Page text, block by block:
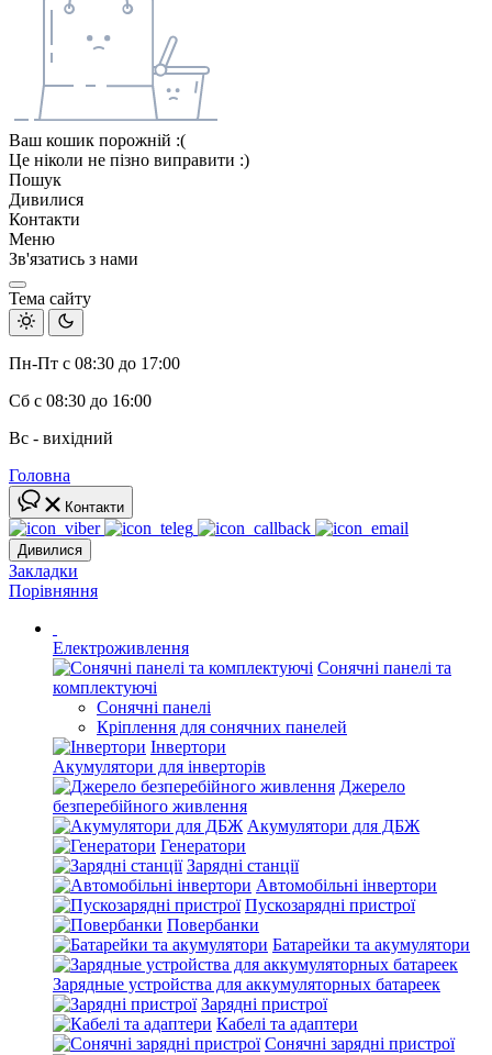
Ваш кошик порожній :(
Це ніколи не пізно виправити :)
Пошук
Дивилися
Контакти
Меню
Зв'язатись з нами
Тема сайту
Пн-Пт с 08:30 до 17:00
Сб с 08:30 до 16:00
Вс - вихідний
Головна
Контакти
Дивилися
Закладки
Порівняння
Електроживлення
Сонячні панелі та
комплектуючі
Сонячні панелі
Кріплення для сонячних панелей
Інвертори
Акумулятори для інверторів
Джерело
безперебійного живлення
Акумулятори для ДБЖ
Генератори
Зарядні станції
Автомобільні інвертори
Пускозарядні пристрої
Повербанки
Батарейки та акумулятори
Зарядные устройства для аккумуляторных батареек
Зарядні пристрої
Кабелі та адаптери
Сонячні зарядні пристрої